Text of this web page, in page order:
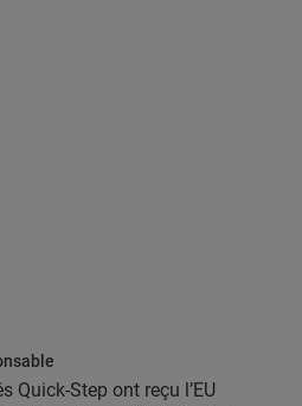
Quick-Step ont reçu l’EU